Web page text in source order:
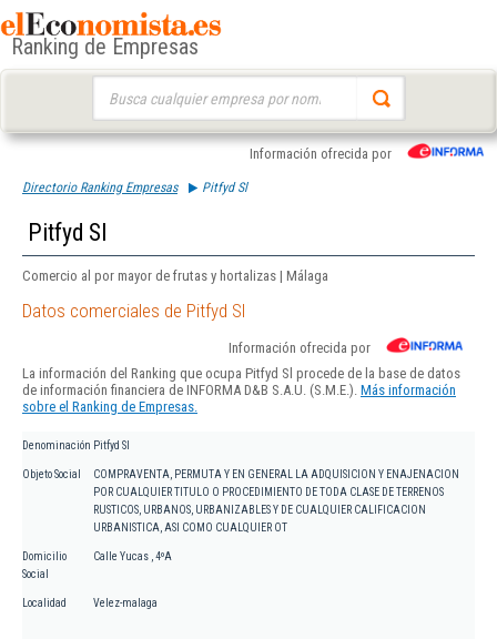
Ranking de Empresas
Información ofrecida por
Directorio Ranking Empresas Pitfyd Sl
Pitfyd Sl
Comercio al por mayor de frutas y hortalizas | Málaga
Datos comerciales de Pitfyd Sl
Información ofrecida por
La información del Ranking que ocupa Pitfyd Sl procede de la base de datos
de información financiera de INFORMA D&B S.A.U. (S.M.E.). Más información
sobre el Ranking de Empresas.
Denominación Pitfyd Sl
Objeto Social
COMPRAVENTA, PERMUTA Y EN GENERAL LA ADQUISICION Y ENAJENACION
POR CUALQUIER TITULO O PROCEDIMIENTO DE TODA CLASE DE TERRENOS
RUSTICOS, URBANOS, URBANIZABLES Y DE CUALQUIER CALIFICACION
URBANISTICA, ASI COMO CUALQUIER OT
Domicilio
Social
Calle Yucas , 4ºA
Localidad Velez-malaga